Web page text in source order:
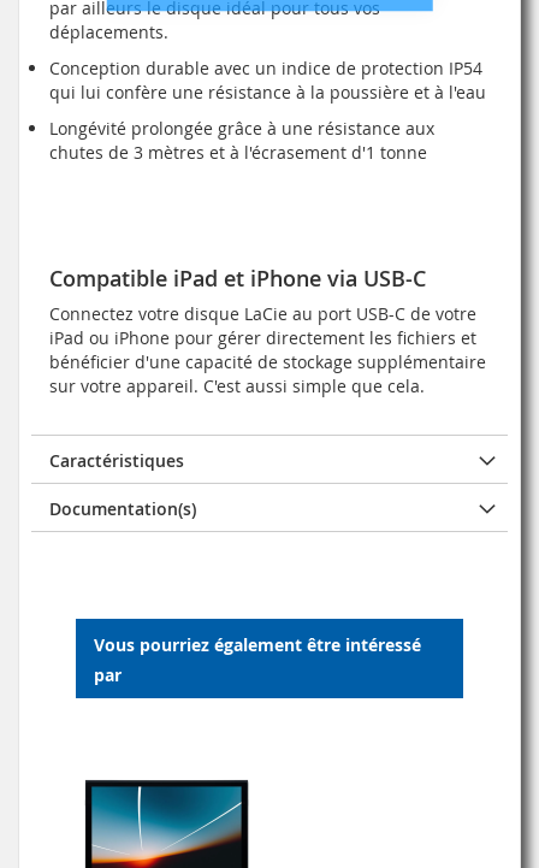
par ailleurs le disque idéal pour tous vos
déplacements.
Conception durable avec un indice de protection IP54
qui lui confère une résistance à la poussière et à l'eau
Longévité prolongée grâce à une résistance aux
chutes de 3 mètres et à l'écrasement d'1 tonne
Compatible iPad et iPhone via USB-C
Connectez votre disque LaCie au port USB-C de votre
iPad ou iPhone pour gérer directement les fichiers et
bénéficier d'une capacité de stockage supplémentaire
sur votre appareil. C'est aussi simple que cela.
Caractéristiques
Documentation(s)
Vous pourriez également être intéressé
par